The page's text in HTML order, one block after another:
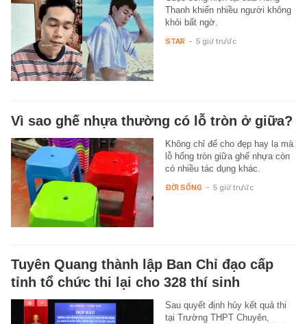
Thanh khiến nhiều người không
khỏi bất ngờ.
STAR - 5 giờ trước
Vì sao ghế nhựa thường có lỗ tròn ở giữa?
Không chỉ để cho đẹp hay lạ mà
lỗ hổng tròn giữa ghế nhựa còn
có nhiều tác dụng khác.
ĐỜI SỐNG - 5 giờ trước
Tuyên Quang thành lập Ban Chỉ đạo cấp
tỉnh tổ chức thi lại cho 328 thí sinh
Sau quyết định hủy kết quả thi
tại Trường THPT Chuyên,